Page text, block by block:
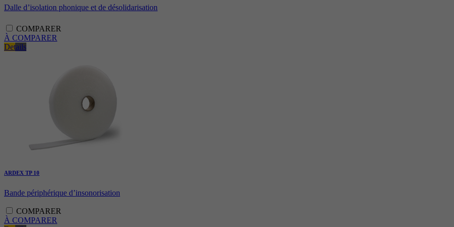
Dalle d’isolation phonique et de désolidarisation
COMPARER
À COMPARER
Details
ARDEX TP 10
Bande périphérique d’insonorisation
COMPARER
À COMPARER